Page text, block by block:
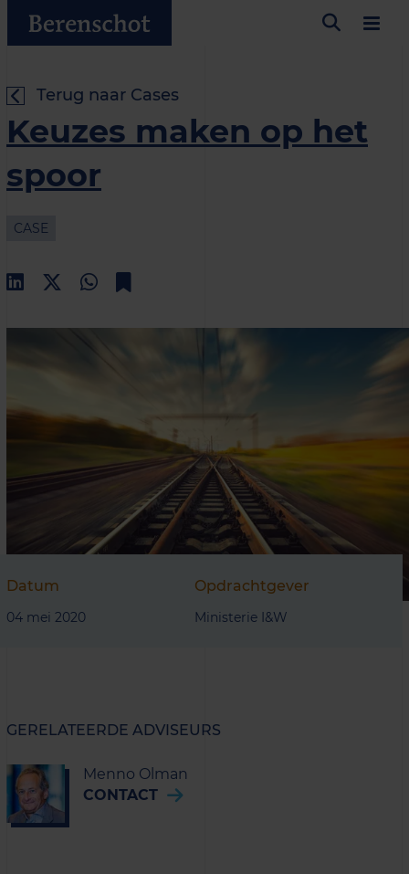
Terug naar Cases
Keuzes maken op het
spoor
CASE
Datum
04 mei 2020
Opdrachtgever
Ministerie I&W
GERELATEERDE ADVISEURS
Menno Olman
CONTACT